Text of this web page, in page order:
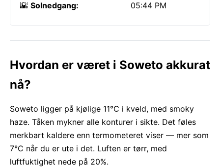
🌇 Solnedgang: 05:44 PM
Hvordan er været i Soweto akkurat
nå?
Soweto ligger på kjølige 11°C i kveld, med smoky
haze. Tåken mykner alle konturer i sikte. Det føles
merkbart kaldere enn termometeret viser — mer som
7°C når du er ute i det. Luften er tørr, med
luftfuktighet nede på 20%.